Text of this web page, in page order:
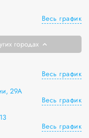
Весь график
городах
Весь график
29А
Весь график
Весь график